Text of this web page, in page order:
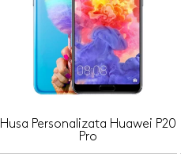
Husa Personalizata Huawei P20
Pro